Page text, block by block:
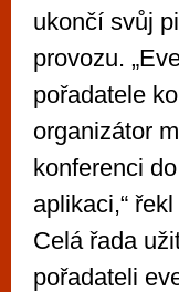
ukončí svůj
provozu.
pořadatele
organizátor
konferenci
aplikaci,“
Celá řada
pořadateli